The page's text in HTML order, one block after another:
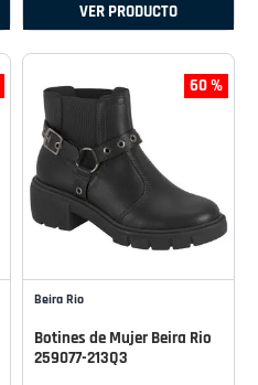
VER PRODUCTO
60 %
Beira Rio
Botines de Mujer Beira Rio
259077-213Q3